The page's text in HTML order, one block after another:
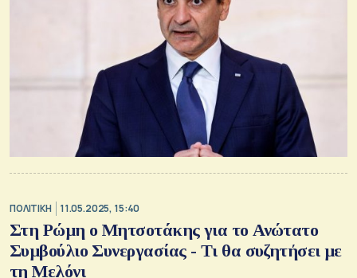
ΠΟΛΙΤΙΚΗ 11.05.2025, 15:40
Στη Ρώμη ο Μητσοτάκης για το Ανώτατο
Συμβούλιο Συνεργασίας - Τι θα συζητήσει με
τη Μελόνι